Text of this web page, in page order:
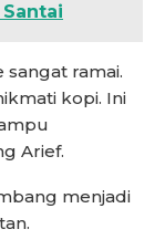
sangat ramai.
kopi. Ini
Arief.
menjadi